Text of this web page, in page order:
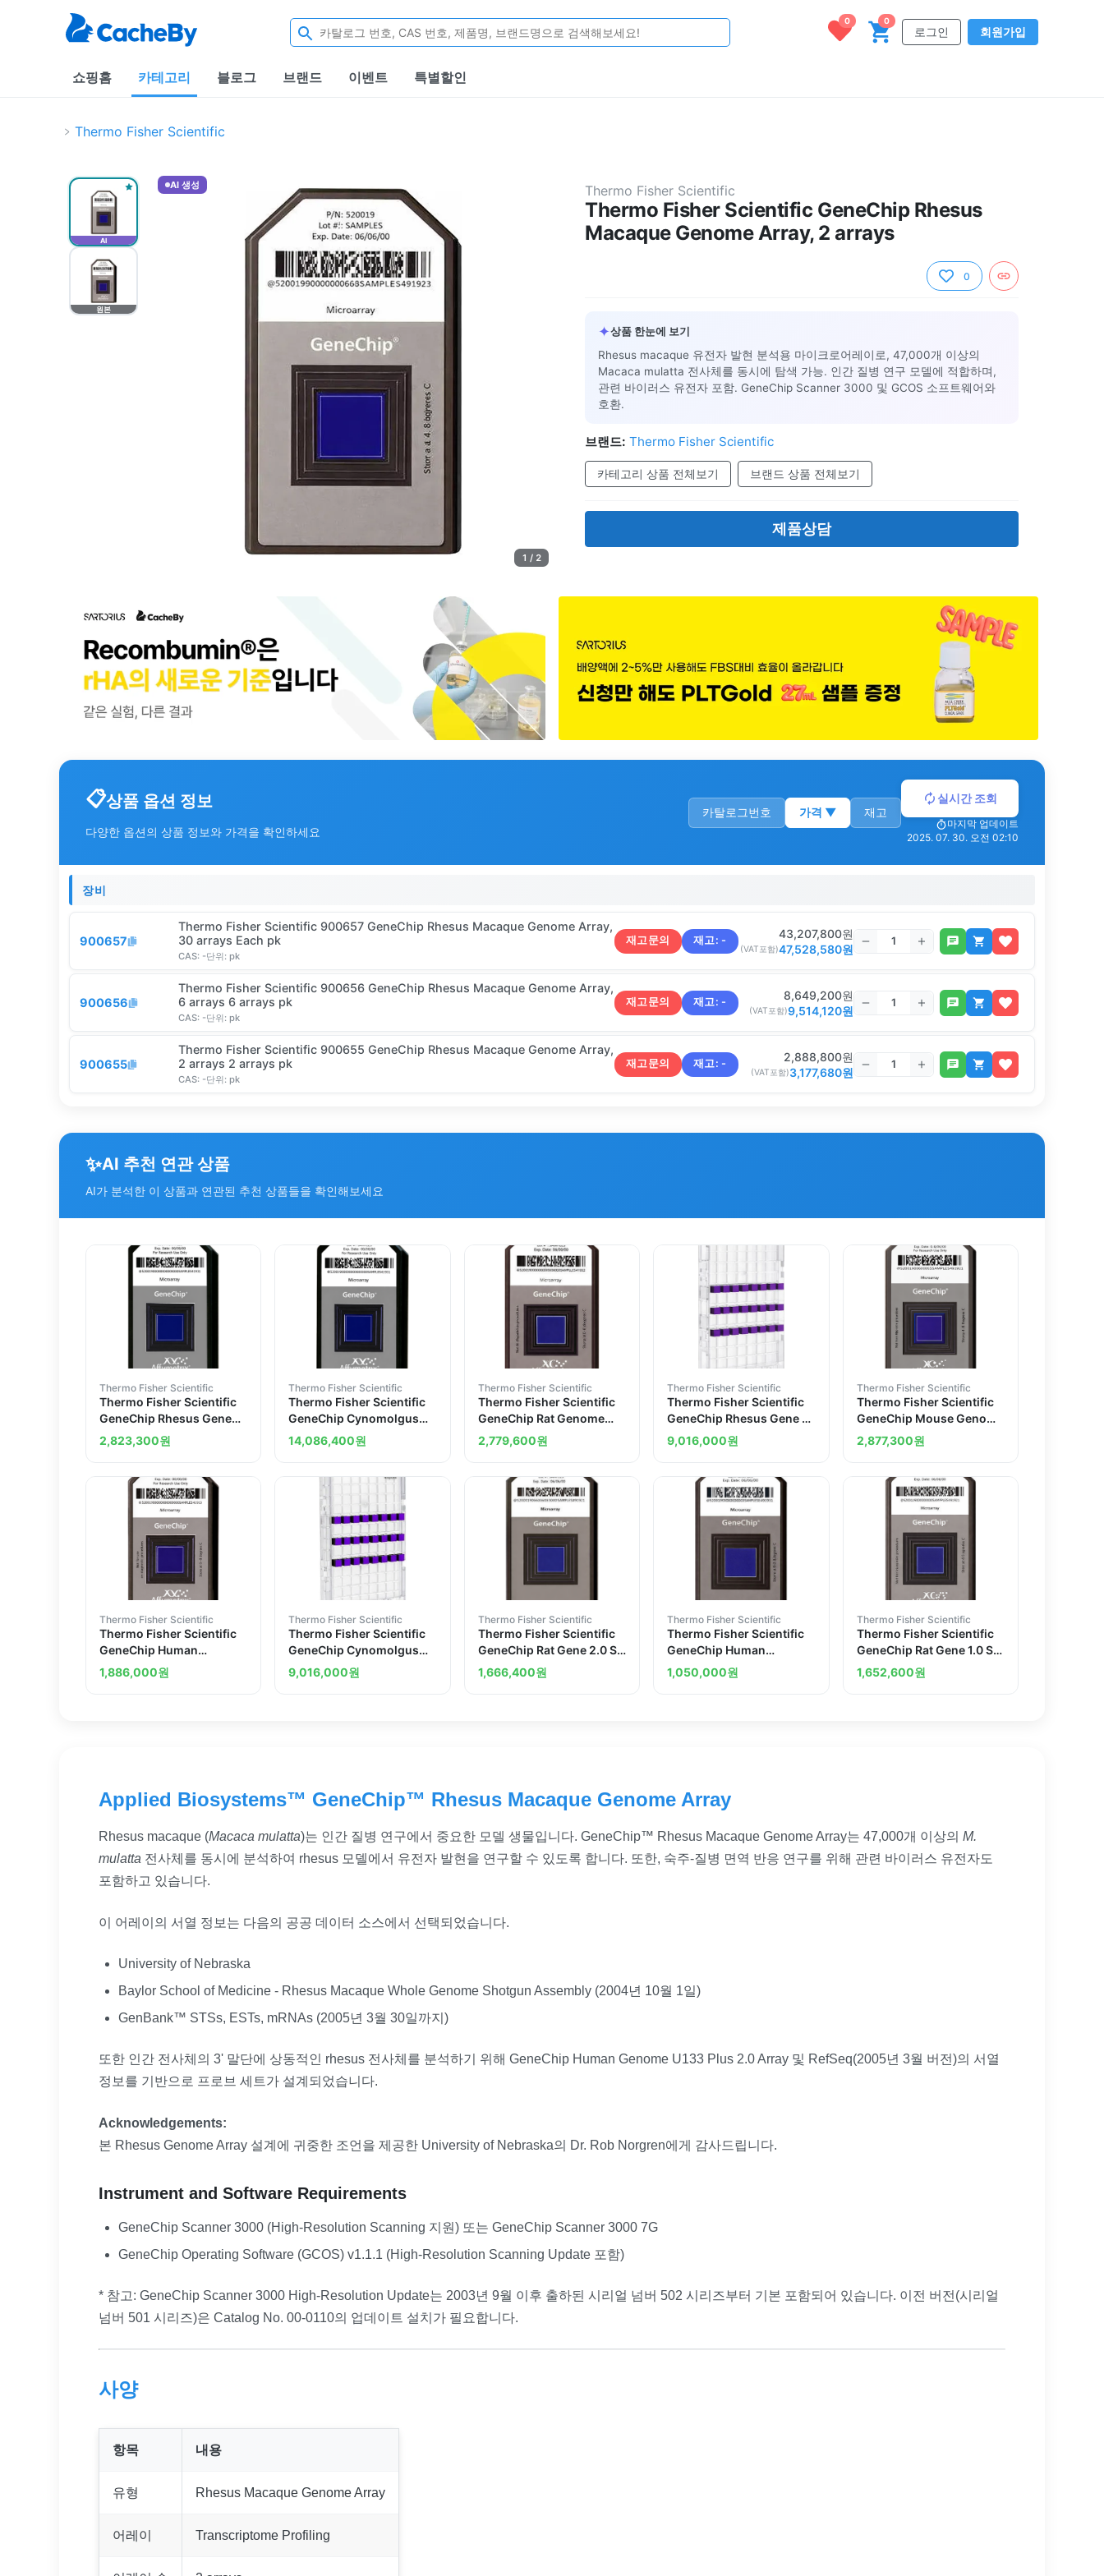
0 0
로그인 회원가입
쇼핑홈 카테고리 블로그 브랜드 이벤트 특별할인
Thermo Fisher Scientific
AI
원본
AI 생성
1 / 2
Thermo Fisher Scientific
Thermo Fisher Scientific GeneChip Rhesus
Macaque Genome Array, 2 arrays
0
✦상품 한눈에 보기
Rhesus macaque 유전자 발현 분석용 마이크로어레이로, 47,000개 이상의
Macaca mulatta 전사체를 동시에 탐색 가능. 인간 질병 연구 모델에 적합하며,
관련 바이러스 유전자 포함. GeneChip Scanner 3000 및 GCOS 소프트웨어와
호환.
브랜드: Thermo Fisher Scientific
카테고리 상품 전체보기 브랜드 상품 전체보기
제품상담
상품 옵션 정보
다양한 옵션의 상품 정보와 가격을 확인하세요
카탈로그번호 가격 ▼ 재고
실시간 조회
마지막 업데이트
2025. 07. 30. 오전 02:10
장비
900657
Thermo Fisher Scientific 900657 GeneChip Rhesus Macaque Genome Array,
30 arrays Each pk
CAS: -단위: pk
재고문의 재고: - 43,207,800원
(VAT포함)47,528,580원
900656
Thermo Fisher Scientific 900656 GeneChip Rhesus Macaque Genome Array,
6 arrays 6 arrays pk
CAS: -단위: pk
재고문의 재고: - 8,649,200원
(VAT포함)9,514,120원
900655
Thermo Fisher Scientific 900655 GeneChip Rhesus Macaque Genome Array,
2 arrays 2 arrays pk
CAS: -단위: pk
재고문의 재고: - 2,888,800원
(VAT포함)3,177,680원
✨AI 추천 연관 상품
AI가 분석한 이 상품과 연관된 추천 상품들을 확인해보세요
Thermo Fisher Scientific
Thermo Fisher Scientific
GeneChip Rhesus Gene
1.0 ST Array 30 arrays
2,823,300원
Thermo Fisher Scientific
Thermo Fisher Scientific
GeneChip Cynomolgus
Rhesus Gene 1.0 ST Array
14,086,400원
Thermo Fisher Scientific
Thermo Fisher Scientific
GeneChip Rat Genome
230 2.0 Array 2 arrays
2,779,600원
Thermo Fisher Scientific
Thermo Fisher Scientific
GeneChip Rhesus Gene 1.1
ST Array Plate
9,016,000원
Thermo Fisher Scientific
Thermo Fisher Scientific
GeneChip Mouse Genome
430 2.0 Array 2 arrays
2,877,300원
Thermo Fisher Scientific
Thermo Fisher Scientific
GeneChip Human
Genome U133A 2.0 Array
6 arrays
1,886,000원
Thermo Fisher Scientific
Thermo Fisher Scientific
GeneChip Cynomolgus
Rhesus Gene 1.1 ST Array
Plate
9,016,000원
Thermo Fisher Scientific
Thermo Fisher Scientific
GeneChip Rat Gene 2.0 ST
Array 6 arrays
1,666,400원
Thermo Fisher Scientific
Thermo Fisher Scientific
GeneChip Human
Transcriptome Array 2.0
10 arrays
1,050,000원
Thermo Fisher Scientific
Thermo Fisher Scientific
GeneChip Rat Gene 1.0 ST
Array 2 arrays
1,652,600원
Applied Biosystems™ GeneChip™ Rhesus Macaque Genome Array
Rhesus macaque (Macaca mulatta)는 인간 질병 연구에서 중요한 모델 생물입니다. GeneChip™ Rhesus Macaque Genome Array는 47,000개 이상의 M.
mulatta 전사체를 동시에 분석하여 rhesus 모델에서 유전자 발현을 연구할 수 있도록 합니다. 또한, 숙주-질병 면역 반응 연구를 위해 관련 바이러스 유전자도
포함하고 있습니다.
이 어레이의 서열 정보는 다음의 공공 데이터 소스에서 선택되었습니다.
University of Nebraska
Baylor School of Medicine - Rhesus Macaque Whole Genome Shotgun Assembly (2004년 10월 1일)
GenBank™ STSs, ESTs, mRNAs (2005년 3월 30일까지)
또한 인간 전사체의 3' 말단에 상동적인 rhesus 전사체를 분석하기 위해 GeneChip Human Genome U133 Plus 2.0 Array 및 RefSeq(2005년 3월 버전)의 서열
정보를 기반으로 프로브 세트가 설계되었습니다.
Acknowledgements:
본 Rhesus Genome Array 설계에 귀중한 조언을 제공한 University of Nebraska의 Dr. Rob Norgren에게 감사드립니다.
Instrument and Software Requirements
GeneChip Scanner 3000 (High-Resolution Scanning 지원) 또는 GeneChip Scanner 3000 7G
GeneChip Operating Software (GCOS) v1.1.1 (High-Resolution Scanning Update 포함)
* 참고: GeneChip Scanner 3000 High-Resolution Update는 2003년 9월 이후 출하된 시리얼 넘버 502 시리즈부터 기본 포함되어 있습니다. 이전 버전(시리얼
넘버 501 시리즈)은 Catalog No. 00-0110의 업데이트 설치가 필요합니다.
사양
항목 내용
유형 Rhesus Macaque Genome Array
어레이 Transcriptome Profiling